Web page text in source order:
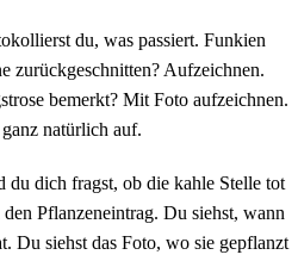
du, was passiert. Funkien
zurückgeschnitten? Aufzeichnen.
bemerkt? Mit Foto aufzeichnen.
natürlich auf.
dich fragst, ob die kahle Stelle tot
Pflanzeneintrag. Du siehst, wann
Du siehst das Foto, wo sie gepflanzt